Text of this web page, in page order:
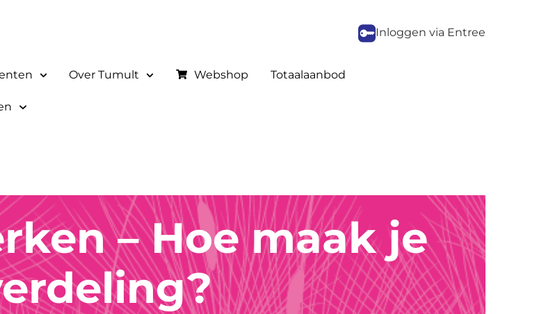
Inloggen via Entree
Over Tumult Webshop Totaalaanbod
– Hoe maak je